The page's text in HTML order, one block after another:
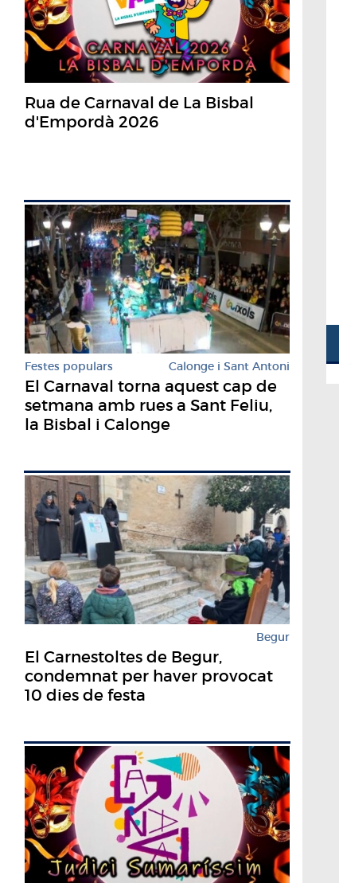
Rua de Carnaval de La Bisbal
d'Empordà 2026
Festes populars Calonge i Sant Antoni
El Carnaval torna aquest cap de
setmana amb rues a Sant Feliu,
la Bisbal i Calonge
Begur
El Carnestoltes de Begur,
condemnat per haver provocat
10 dies de festa